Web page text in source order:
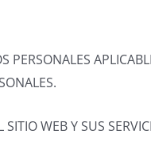
PERSONALES
WEB Y SUS